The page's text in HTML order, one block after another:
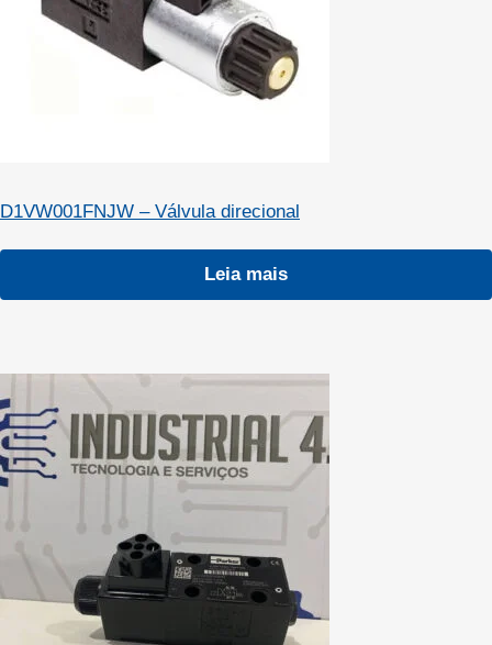
D1VW001FNJW – Válvula direcional
Leia mais